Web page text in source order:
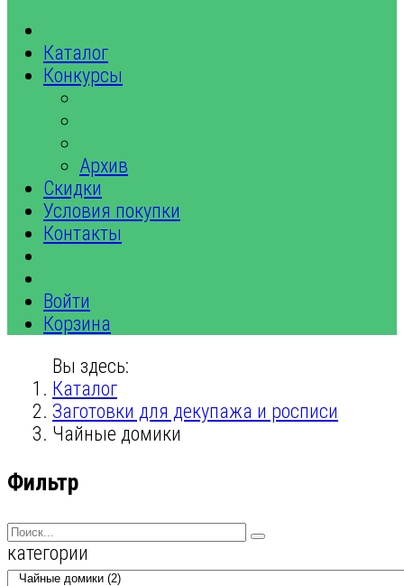
Каталог
Конкурсы
Архив
Скидки
Условия покупки
Контакты
Войти
Корзина
Вы здесь:
Каталог
Заготовки для декупажа и росписи
Чайные домики
Фильтр
категории